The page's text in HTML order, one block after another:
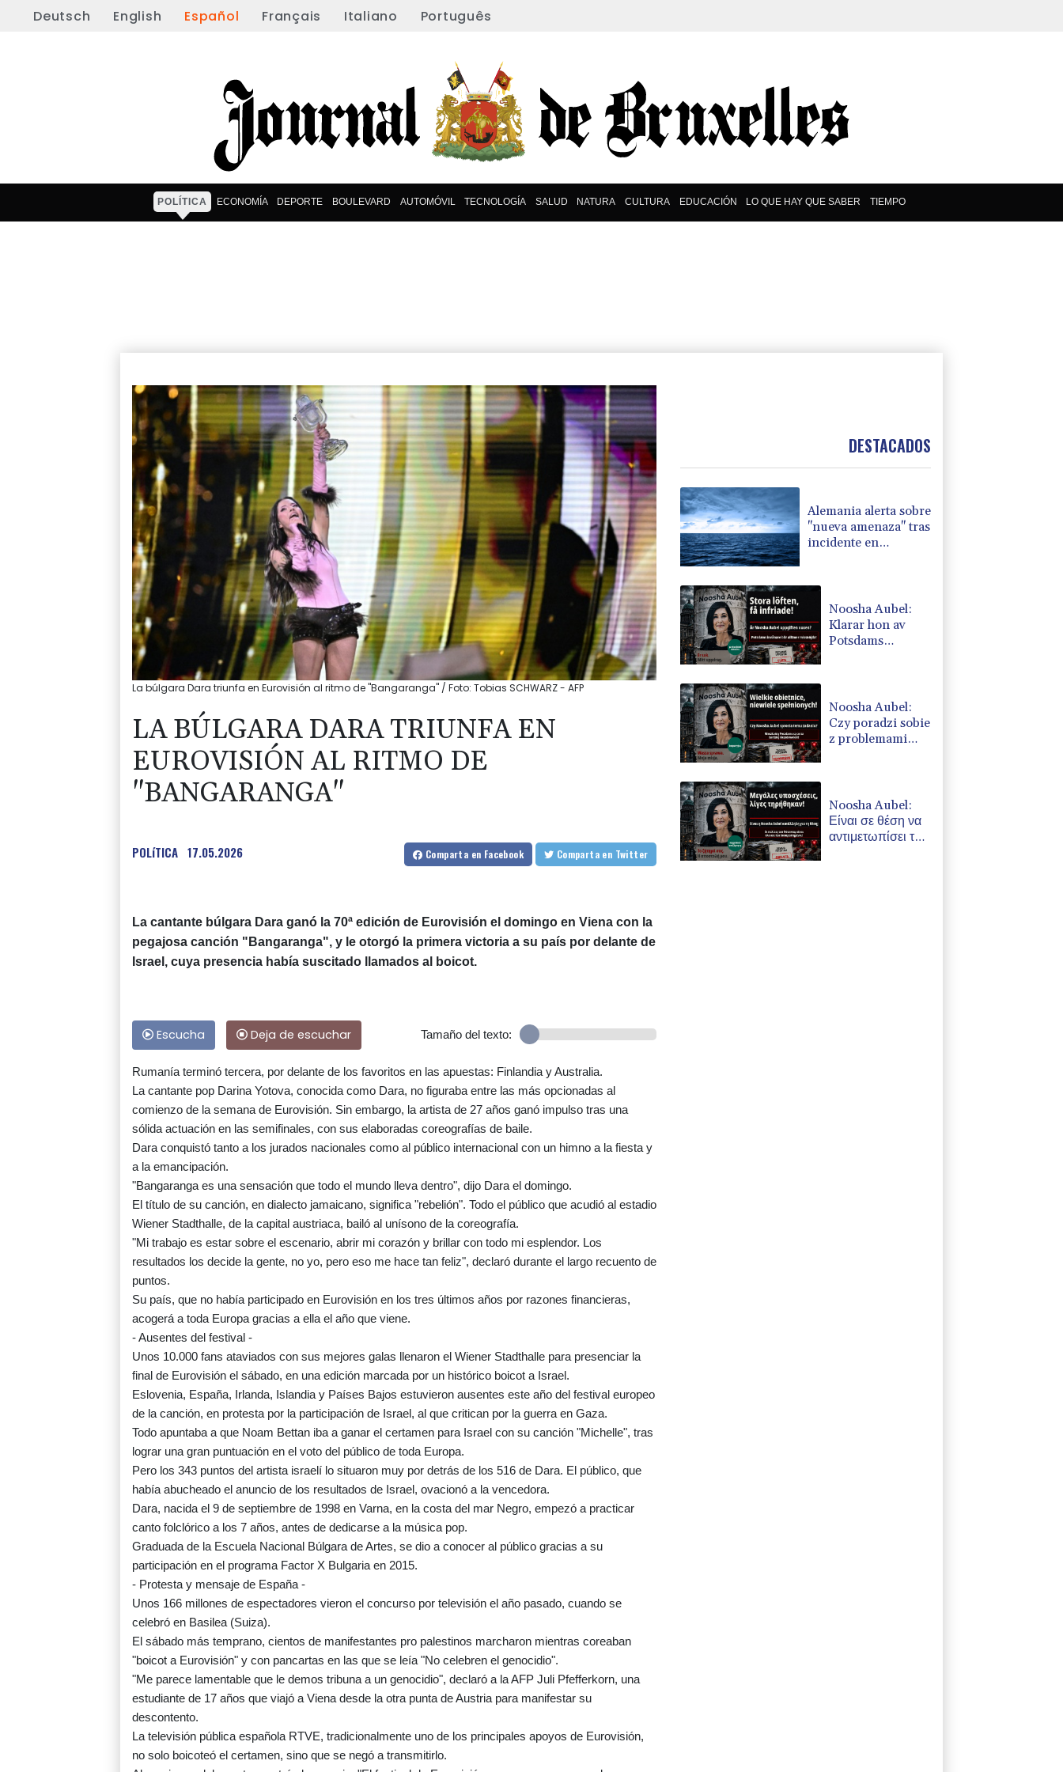
Deutsch English Español Français Italiano Português
POLÍTICA ECONOMÍA DEPORTE BOULEVARD AUTOMÓVIL TECNOLOGÍA SALUD NATURA CULTURA EDUCACIÓN LO QUE HAY QUE SABER TIEMPO
La búlgara Dara triunfa en Eurovisión al ritmo de "Bangaranga" / Foto: Tobias SCHWARZ - AFP
LA BÚLGARA DARA TRIUNFA EN
EUROVISIÓN AL RITMO DE
"BANGARANGA"
POLíTICA 17.05.2026 Comparta en Facebook Comparta en Twitter
La cantante búlgara Dara ganó la 70ª edición de Eurovisión el domingo en Viena con la
pegajosa canción "Bangaranga", y le otorgó la primera victoria a su país por delante de
Israel, cuya presencia había suscitado llamados al boicot.
Escucha Deja de escuchar Tamaño del texto:
Rumanía terminó tercera, por delante de los favoritos en las apuestas: Finlandia y Australia.
La cantante pop Darina Yotova, conocida como Dara, no figuraba entre las más opcionadas al
comienzo de la semana de Eurovisión. Sin embargo, la artista de 27 años ganó impulso tras una
sólida actuación en las semifinales, con sus elaboradas coreografías de baile.
Dara conquistó tanto a los jurados nacionales como al público internacional con un himno a la fiesta y
a la emancipación.
"Bangaranga es una sensación que todo el mundo lleva dentro", dijo Dara el domingo.
El título de su canción, en dialecto jamaicano, significa "rebelión". Todo el público que acudió al estadio
Wiener Stadthalle, de la capital austriaca, bailó al unísono de la coreografía.
"Mi trabajo es estar sobre el escenario, abrir mi corazón y brillar con todo mi esplendor. Los
resultados los decide la gente, no yo, pero eso me hace tan feliz", declaró durante el largo recuento de
puntos.
Su país, que no había participado en Eurovisión en los tres últimos años por razones financieras,
acogerá a toda Europa gracias a ella el año que viene.
- Ausentes del festival -
Unos 10.000 fans ataviados con sus mejores galas llenaron el Wiener Stadthalle para presenciar la
final de Eurovisión el sábado, en una edición marcada por un histórico boicot a Israel.
Eslovenia, España, Irlanda, Islandia y Países Bajos estuvieron ausentes este año del festival europeo
de la canción, en protesta por la participación de Israel, al que critican por la guerra en Gaza.
Todo apuntaba a que Noam Bettan iba a ganar el certamen para Israel con su canción "Michelle", tras
lograr una gran puntuación en el voto del público de toda Europa.
Pero los 343 puntos del artista israelí lo situaron muy por detrás de los 516 de Dara. El público, que
había abucheado el anuncio de los resultados de Israel, ovacionó a la vencedora.
Dara, nacida el 9 de septiembre de 1998 en Varna, en la costa del mar Negro, empezó a practicar
canto folclórico a los 7 años, antes de dedicarse a la música pop.
Graduada de la Escuela Nacional Búlgara de Artes, se dio a conocer al público gracias a su
participación en el programa Factor X Bulgaria en 2015.
- Protesta y mensaje de España -
Unos 166 millones de espectadores vieron el concurso por televisión el año pasado, cuando se
celebró en Basilea (Suiza).
El sábado más temprano, cientos de manifestantes pro palestinos marcharon mientras coreaban
"boicot a Eurovisión" y con pancartas en las que se leía "No celebren el genocidio".
"Me parece lamentable que le demos tribuna a un genocidio", declaró a la AFP Juli Pfefferkorn, una
estudiante de 17 años que viajó a Viena desde la otra punta de Austria para manifestar su
descontento.
La televisión pública española RTVE, tradicionalmente uno de los principales apoyos de Eurovisión,
no solo boicoteó el certamen, sino que se negó a transmitirlo.
DESTACADOS
Alemania alerta sobre
"nueva amenaza" tras
incidente en
Noosha Aubel:
Klarar hon av
Potsdams
Noosha Aubel:
Czy poradzi sobie
z problemami
Noosha Aubel:
Είναι σε θέση να
αντιμετωπίσει τα